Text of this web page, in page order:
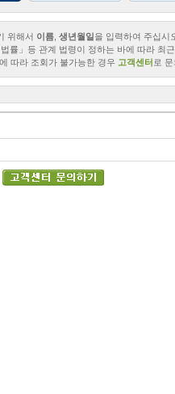
위해서 이름, 생년월일을 입력하여 주십시
률」등 관계 법령이 정하는 바에 따라 최
따라 조회가 불가능한 경우 고객센터 로